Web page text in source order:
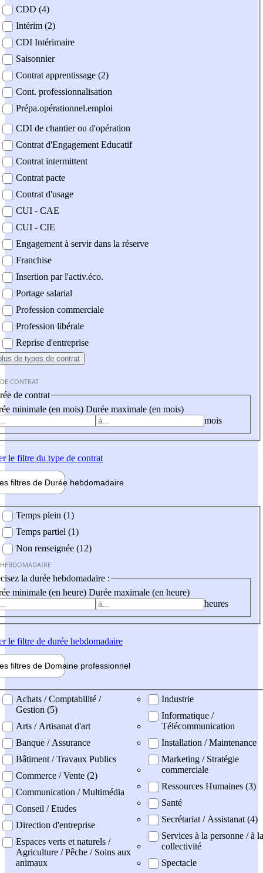
CDD (4)
Intérim (2)
CDI Intérimaire
Saisonnier
Contrat apprentissage (2)
Cont. professionnalisation
Prépa.opérationnel.emploi
CDI de chantier ou d'opération
Contrat d'Engagement Educatif
Contrat intermittent
Contrat pacte
Contrat d'usage
CUI - CAE
CUI - CIE
Engagement à servir dans la réserve
Franchise
Insertion par l'activ.éco.
Portage salarial
Profession commerciale
Profession libérale
Reprise d'entreprise
de types de contrat
CONTRAT
de contrat
minimale (en mois) Durée maximale (en mois)
mois
le filtre du type de contrat
filtres de Durée hebdomadaire
Temps plein (1)
Temps partiel (1)
Non renseignée (12)
la durée hebdomadaire :
minimale (en heure) Durée maximale (en heure)
heures
le filtre de durée hebdomadaire
filtres de Domaine professionnel
professionel
Achats / Comptabilité /
Gestion (5)
Arts / Artisanat d'art
Banque / Assurance
Bâtiment / Travaux Publics
Commerce / Vente (2)
Communication / Multimédia
Conseil / Etudes
Direction d'entreprise
Espaces verts et naturels /
Agriculture / Pêche / Soins aux
animaux
Industrie
Informatique /
Télécommunication
Installation / Maintenance
Marketing / Stratégie
commerciale
Ressources Humaines (3)
Santé
Secrétariat / Assistanat (4)
Services à la personne / à la
collectivité
Spectacle